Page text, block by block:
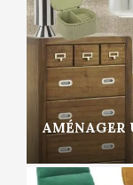
AMÉNAGER